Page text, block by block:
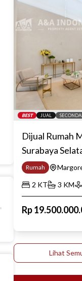
BEST JUAL
Dijual Rumah
Surabaya
Rumah
2 KT 3 KM
Rp
Lihat